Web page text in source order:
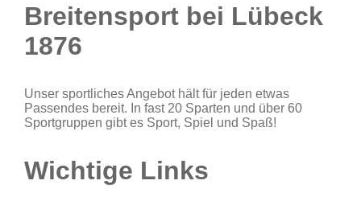
Breitensport bei Lübeck
1876
Unser sportliches Angebot hält für jeden etwas
Passendes bereit. In fast 20 Sparten und über 60
Sportgruppen gibt es Sport, Spiel und Spaß!
Wichtige Links